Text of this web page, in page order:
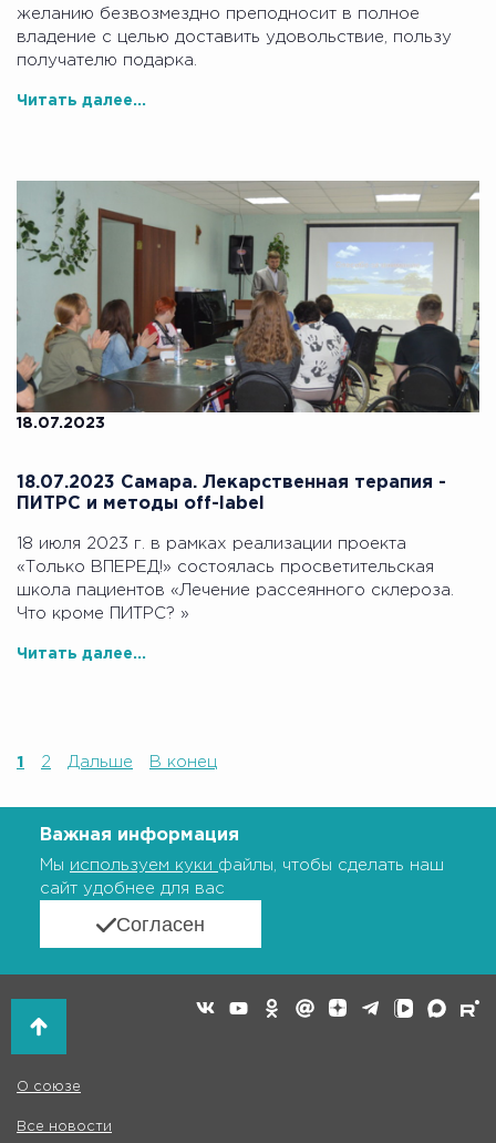
желанию безвозмездно преподносит в полное
владение с целью доставить удовольствие, пользу
получателю подарка.
Читать далее...
18.07.2023
18.07.2023 Самара. Лекарственная терапия -
ПИТРС и методы off-label
18 июля 2023 г. в рамках реализации проекта
«Только ВПЕРЕД!» состоялась просветительская
школа пациентов «Лечение рассеянного склероза.
Что кроме ПИТРС? »
Читать далее...
1 2 Дальше В конец
Важная информация
Мы используем куки файлы, чтобы сделать наш
сайт удобнее для вас
Согласен
О союзе
Все новости